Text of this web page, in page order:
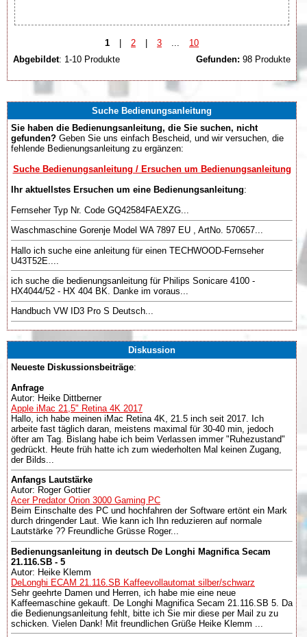
1 | 2 | 3
10
Abgebildet: 1-10 Produkte Gefunden: 98 Produkte
Suche Bedienungsanleitung
Sie haben die Bedienungsanleitung, die Sie suchen, nicht
gefunden? Geben Sie uns einfach Bescheid, und wir versuchen, die
fehlende Bedienungsanleitung zu ergänzen:
Suche Bedienungsanleitung / Ersuchen um Bedienungsanleitung
Ihr aktuellstes Ersuchen um eine Bedienungsanleitung:
Fernseher Typ Nr. Code GQ42584FAEXZG...
Waschmaschine Gorenje Model WA 7897 EU , ArtNo. 570657...
Hallo ich suche eine anleitung für einen TECHWOOD-Fernseher
U43T52E....
ich suche die bedienungsanleitung für Philips Sonicare 4100 -
HX4044/52 - HX 404 BK. Danke im voraus...
Handbuch VW ID3 Pro S Deutsch...
Diskussion
Neueste Diskussionsbeiträge:
Anfrage
Autor: Heike Dittberner
Apple iMac 21,5" Retina 4K 2017
Hallo, ich habe meinen iMac Retina 4K, 21.5 inch seit 2017. Ich
arbeite fast täglich daran, meistens maximal für 30-40 min, jedoch
öfter am Tag. Bislang habe ich beim Verlassen immer "Ruhezustand"
gedrückt. Heute früh hatte ich zum wiederholten Mal keinen Zugang,
der Bilds...
Anfangs Lautstärke
Autor: Roger Gottier
Acer Predator Orion 3000 Gaming PC
Beim Einschalte des PC und hochfahren der Software ertönt ein Mark
durch dringender Laut. Wie kann ich Ihn reduzieren auf normale
Lautstärke ?? Freundliche Grüsse Roger...
Bedienungsanleitung in deutsch De Longhi Magnifica Secam
21.116.SB - 5
Autor: Heike Klemm
DeLonghi ECAM 21.116.SB Kaffeevollautomat silber/schwarz
Sehr geehrte Damen und Herren, ich habe mie eine neue
Kaffeemaschine gekauft. De Longhi Magnifica Secam 21.116.SB 5. Da
die Bedienungsanleitung fehlt, bitte ich Sie mir diese per Mail zu zu
schicken. Vielen Dank! Mit freundlichen Grüße Heike Klemm ...